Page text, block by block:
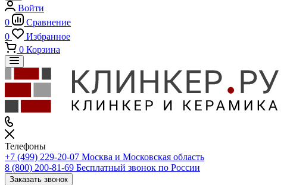
Войти
0
Сравнение
0
Избранное
0 Корзина
Телефоны
+7 (499) 229-20-07 Москва и Московская область
8 (800) 200-81-69 Бесплатный звонок по России
Заказать звонок